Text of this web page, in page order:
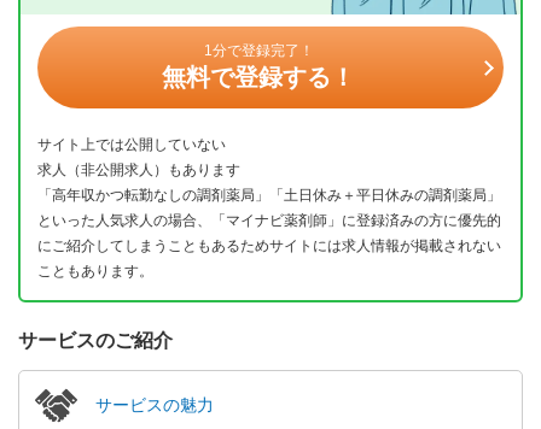
1分で登録完了！
無料で登録する！
サイト上では公開していない
求人（非公開求人）もあります
「高年収かつ転勤なしの調剤薬局」「土日休み＋平日休みの調剤薬局」
といった人気求人の場合、「マイナビ薬剤師」に登録済みの方に優先的
にご紹介してしまうこともあるためサイトには求人情報が掲載されない
こともあります。
サービスのご紹介
サービスの魅力